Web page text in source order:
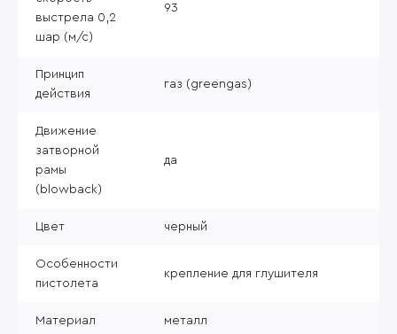
выстрела 0,2
шар (м/с)
93
Принцип
действия
газ (greengas)
Движение
затворной
рамы
(blowback)
да
Цвет черный
Особенности
пистолета
крепление для глушителя
Материал металл